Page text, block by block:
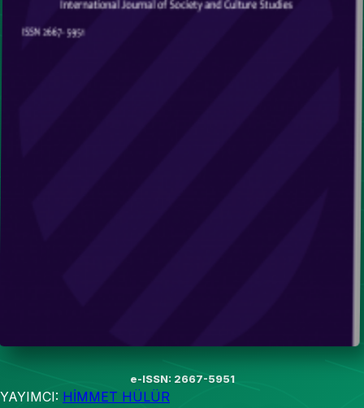
e-ISSN: 2667-5951
YAYIMCI: HİMMET HÜLÜR